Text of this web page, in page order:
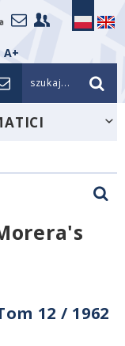
A+
szukaj...
12 / 1962